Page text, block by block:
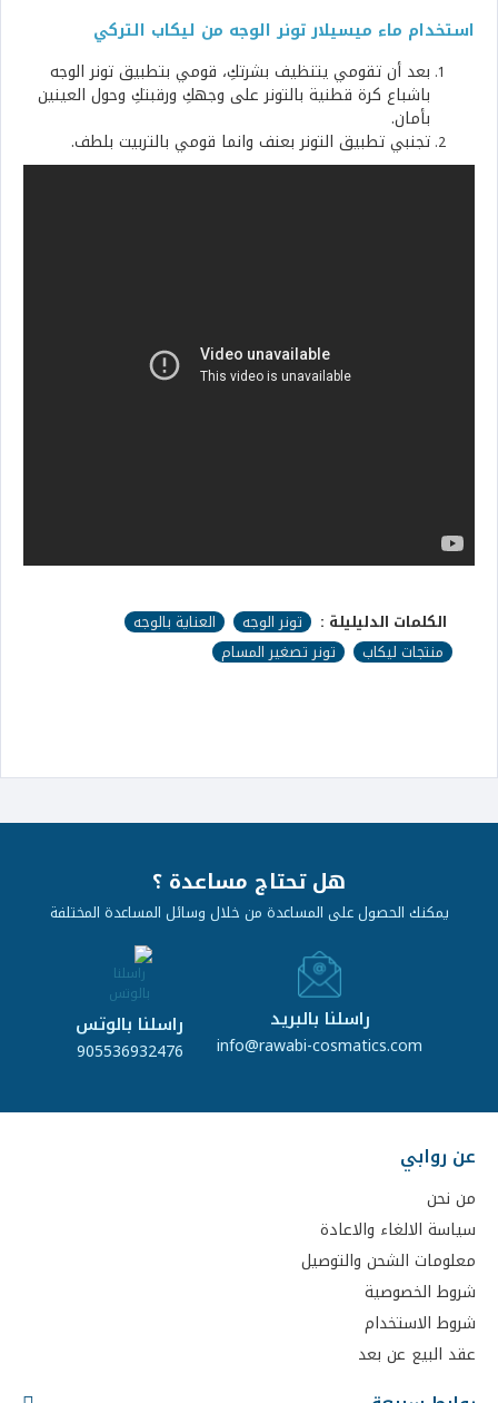
استخدام ماء ميسيلار تونر الوجه من ليكاب التركي
بعد أن تقومي يتنظيف بشرتكِ، قومي بتطبيق تونر الوجه
باشباع كرة قطنية بالتونر على وجهكِ ورقبتكِ وحول العينين
بأمان.
تجنبي تطبيق التونر بعنف وانما قومي بالتربيت بلطف.
الكلمات الدليليلة : تونر الوجه
العناية بالوجه
منتجات ليكاب
تونر تصغير المسام
هل تحتاج مساعدة ؟
يمكنك الحصول على المساعدة من خلال وسائل المساعدة المختلفة
راسلنا بالبريد
info@rawabi-cosmatics.com
راسلنا بالوتس
905536932476
عن روابي
من نحن
سياسة الالغاء والاعادة
معلومات الشحن والتوصيل
شروط الخصوصية
شروط الاستخدام
عقد البيع عن بعد